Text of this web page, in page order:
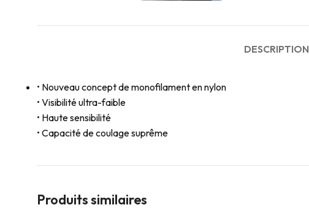
DESCRIPTION
• Nouveau concept de monofilament en nylon
• Visibilité ultra-faible
• Haute sensibilité
• Capacité de coulage suprême
Produits similaires